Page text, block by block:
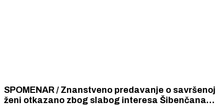
SPOMENAR / Znanstveno predavanje o savršenoj
ženi otkazano zbog slabog interesa Šibenčana i